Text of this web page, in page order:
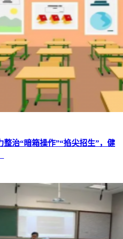
整治“暗箱操作”“掐尖招生”，健